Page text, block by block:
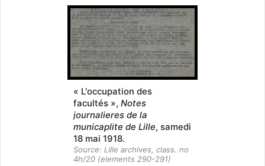
« L'occupation des
facultés », Notes
journalieres de la
municaplite de Lille, samedi
18 mai 1918.
Source: Lille archives, class. no
4h/20 (elements 290-291)